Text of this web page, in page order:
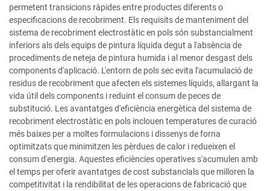
permetent transicions ràpides entre productes diferents o
especificacions de recobriment. Els requisits de manteniment del
sistema de recobriment electrostàtic en pols són substancialment
inferiors als dels equips de pintura líquida degut a l'absència de
procediments de neteja de pintura humida i al menor desgast dels
components d'aplicació. L'entorn de pols sec evita l'acumulació de
residus de recobriment que afecten els sistemes líquids, allargant la
vida útil dels components i reduint el consum de peces de
substitució. Les avantatges d'eficiència energètica del sistema de
recobriment electrostàtic en pols inclouen temperatures de curació
més baixes per a moltes formulacions i dissenys de forna
optimitzats que minimitzen les pèrdues de calor i redueixen el
consum d'energia. Aquestes eficiències operatives s'acumulen amb
el temps per oferir avantatges de cost substancials que milloren la
competitivitat i la rendibilitat de les operacions de fabricació que